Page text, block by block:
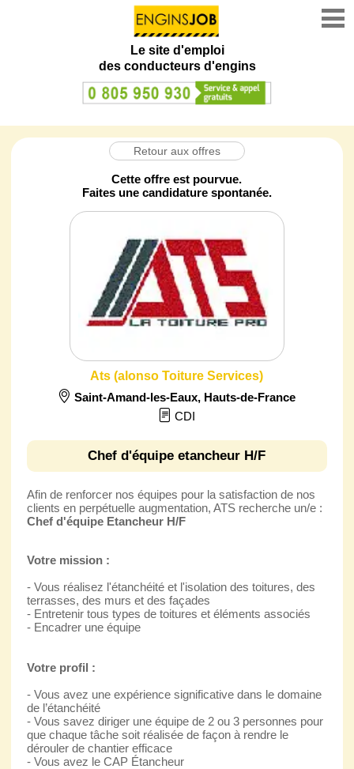
Le site d'emploi
des conducteurs d'engins
Retour aux offres
Cette offre est pourvue.
Faites une candidature spontanée.
Ats (alonso Toiture Services)
Saint-Amand-les-Eaux, Hauts-de-France
CDI
Chef d'équipe etancheur H/F
Afin de renforcer nos équipes pour la satisfaction de nos
clients en perpétuelle augmentation, ATS recherche un/e :
Chef d'équipe Etancheur H/F
Votre mission :
- Vous réalisez l'étanchéité et l'isolation des toitures, des
terrasses, des murs et des façades
- Entretenir tous types de toitures et éléments associés
- Encadrer une équipe
Votre profil :
- Vous avez une expérience significative dans le domaine
de l’étanchéité
- Vous savez diriger une équipe de 2 ou 3 personnes pour
que chaque tâche soit réalisée de façon à rendre le
dérouler de chantier efficace
- Vous avez le CAP Étancheur